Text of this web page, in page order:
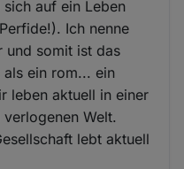
auf ein Leben
Ich nenne
und somit ist das
als ein rom... ein
leben aktuell in einer
Welt.
lebt aktuell